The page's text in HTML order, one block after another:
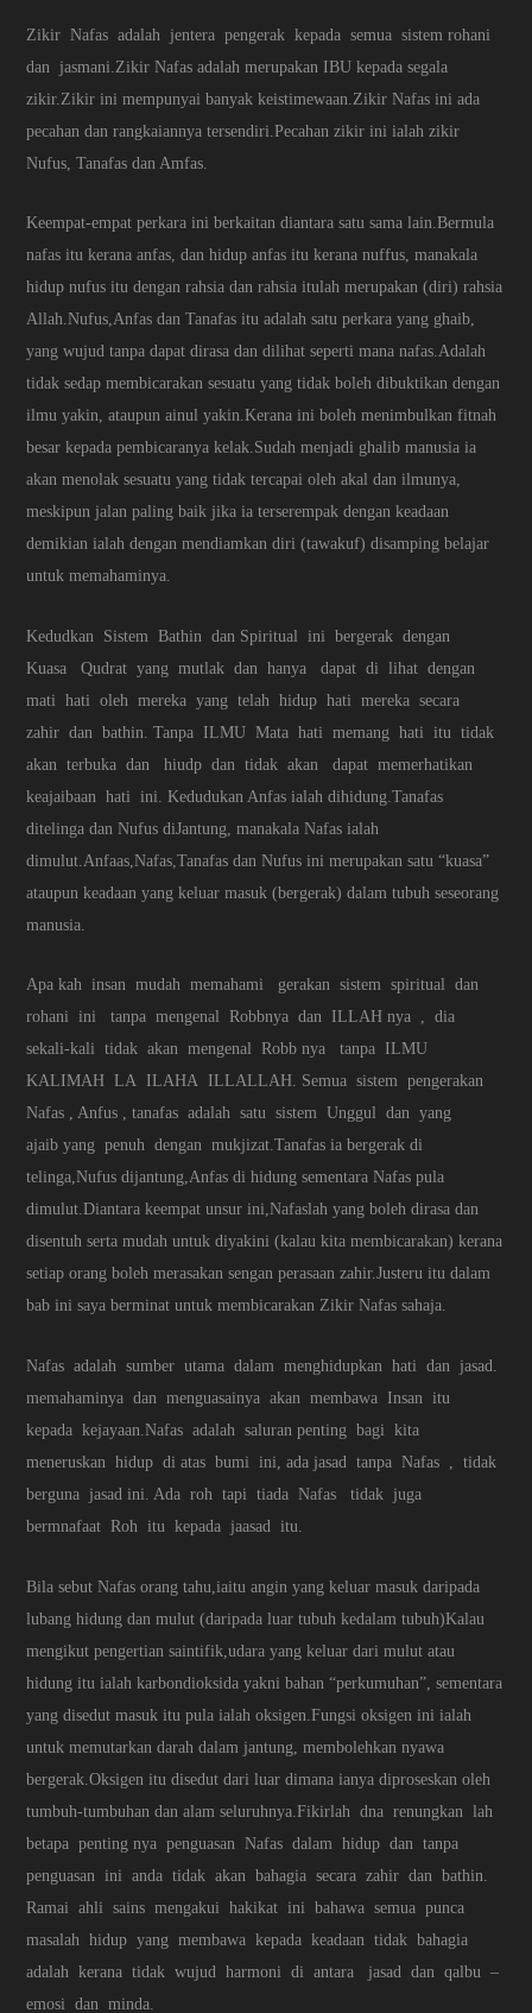
Zikir Nafas adalah jentera pengerak kepada semua sistem rohani
dan jasmani.Zikir Nafas adalah merupakan IBU kepada segala
zikir.Zikir ini mempunyai banyak keistimewaan.Zikir Nafas ini ada
pecahan dan rangkaiannya tersendiri.Pecahan zikir ini ialah zikir
Nufus, Tanafas dan Amfas.
Keempat-empat perkara ini berkaitan diantara satu sama lain.Bermula
nafas itu kerana anfas, dan hidup anfas itu kerana nuffus, manakala
hidup nufus itu dengan rahsia dan rahsia itulah merupakan (diri) rahsia
Allah.Nufus,Anfas dan Tanafas itu adalah satu perkara yang ghaib,
yang wujud tanpa dapat dirasa dan dilihat seperti mana nafas.Adalah
tidak sedap membicarakan sesuatu yang tidak boleh dibuktikan dengan
ilmu yakin, ataupun ainul yakin.Kerana ini boleh menimbulkan fitnah
besar kepada pembicaranya kelak.Sudah menjadi ghalib manusia ia
akan menolak sesuatu yang tidak tercapai oleh akal dan ilmunya,
meskipun jalan paling baik jika ia terserempak dengan keadaan
demikian ialah dengan mendiamkan diri (tawakuf) disamping belajar
untuk memahaminya.
Kedudkan Sistem Bathin dan Spiritual ini bergerak dengan
Kuasa Qudrat yang mutlak dan hanya dapat di lihat dengan
mati hati oleh mereka yang telah hidup hati mereka secara
zahir dan bathin. Tanpa ILMU Mata hati memang hati itu tidak
akan terbuka dan hiudp dan tidak akan dapat memerhatikan
keajaibaan hati ini. Kedudukan Anfas ialah dihidung.Tanafas
ditelinga dan Nufus diJantung, manakala Nafas ialah
dimulut.Anfaas,Nafas,Tanafas dan Nufus ini merupakan satu “kuasa”
ataupun keadaan yang keluar masuk (bergerak) dalam tubuh seseorang
manusia.
Apa kah insan mudah memahami gerakan sistem spiritual dan
rohani ini tanpa mengenal Robbnya dan ILLAH nya , dia
sekali-kali tidak akan mengenal Robb nya tanpa ILMU
KALIMAH LA ILAHA ILLALLAH. Semua sistem pengerakan
Nafas , Anfus , tanafas adalah satu sistem Unggul dan yang
ajaib yang penuh dengan mukjizat.Tanafas ia bergerak di
telinga,Nufus dijantung,Anfas di hidung sementara Nafas pula
dimulut.Diantara keempat unsur ini,Nafaslah yang boleh dirasa dan
disentuh serta mudah untuk diyakini (kalau kita membicarakan) kerana
setiap orang boleh merasakan sengan perasaan zahir.Justeru itu dalam
bab ini saya berminat untuk membicarakan Zikir Nafas sahaja.
Nafas adalah sumber utama dalam menghidupkan hati dan jasad.
memahaminya dan menguasainya akan membawa Insan itu
kepada kejayaan.Nafas adalah saluran penting bagi kita
meneruskan hidup di atas bumi ini, ada jasad tanpa Nafas , tidak
berguna jasad ini. Ada roh tapi tiada Nafas tidak juga
bermnafaat Roh itu kepada jaasad itu.
Bila sebut Nafas orang tahu,iaitu angin yang keluar masuk daripada
lubang hidung dan mulut (daripada luar tubuh kedalam tubuh)Kalau
mengikut pengertian saintifik,udara yang keluar dari mulut atau
hidung itu ialah karbondioksida yakni bahan “perkumuhan”, sementara
yang disedut masuk itu pula ialah oksigen.Fungsi oksigen ini ialah
untuk memutarkan darah dalam jantung, membolehkan nyawa
bergerak.Oksigen itu disedut dari luar dimana ianya diproseskan oleh
tumbuh-tumbuhan dan alam seluruhnya.Fikirlah dna renungkan lah
betapa penting nya penguasan Nafas dalam hidup dan tanpa
penguasan ini anda tidak akan bahagia secara zahir dan bathin.
Ramai ahli sains mengakui hakikat ini bahawa semua punca
masalah hidup yang membawa kepada keadaan tidak bahagia
adalah kerana tidak wujud harmoni di antara jasad dan qalbu –
emosi dan minda.